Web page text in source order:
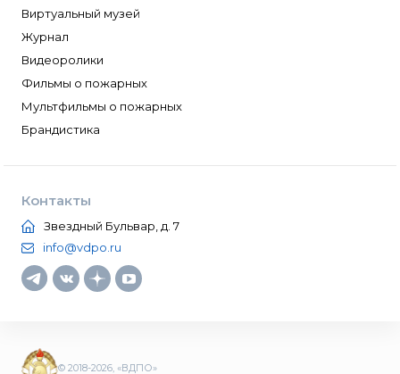
Виртуальный музей
Журнал
Видеоролики
Фильмы о пожарных
Мультфильмы о пожарных
Брандистика
Контакты
Звездный Бульвар, д. 7
info@vdpo.ru
© 2018-2026, «ВДПО»